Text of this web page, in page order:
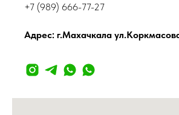
+7 (989) 666-77-27
Адрес: г.Махачкала